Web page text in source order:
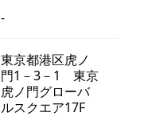
-
東京都港区虎ノ
門1－3－1 東京
虎ノ門グローバ
ルスクエア17F